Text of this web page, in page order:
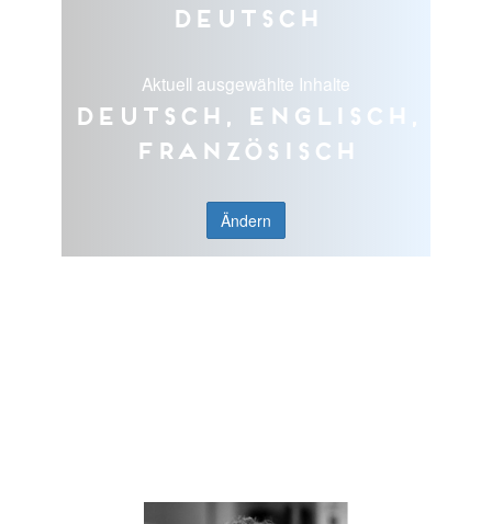
Deutsch
Aktuell ausgewählte Inhalte
Deutsch, Englisch,
Französisch
Ändern